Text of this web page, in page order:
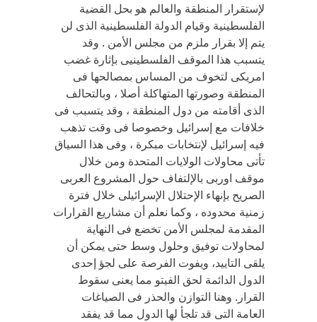
لإستقرار المنطقة والعالم هو بحل القضية
الفلسطينية وقيام الدولة الفلسطينية الذى لن
يتم إلا بقرار ملزم من مجلس الأمن . وقد
يتسبب هذا الموقف الفلسطينيى بإثارة غضب
امريكى لتخوف من المساس بمصالحها فى
المنطقة وصورتها المتهاكلة أصلا ، وبالتحالف
الذى أقامته من دول المنطقة ، وقد يتسبب فى
خلافات مع إسرائيل وخصوصا فى وقت تذهب
فيه إسرائيل لإنتخابات مبكرة ، وفى هذا السياق
تأتى محاولات الولايات المتحدة ومن خلال
موقف اوربى بالإلتفاف حول المشروع العربى
الصريح بإنهاء الإحتلال الإسرائيلى خلال فترة
زمنية محدوده ، وكما نعلم أن مشاريع القرارات
المقدمة لمجلس الأمن تخضع فى النهاية
لمحاولات توفيق وحلول وسط حتى يمكن أن
يلقى التاييد، ويفوت الفرصة على لجؤ إحدى
الدول الدائمة لحق الفيتو مما يعنى سقوط
القرار. وهنا التوازن والحذر فى الصياغات
العامة التى قد تلجأ لها الدول مما قد يفقد